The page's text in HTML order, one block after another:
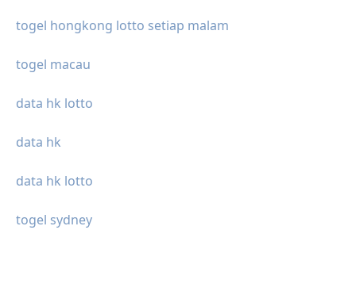
togel hongkong lotto setiap malam
togel macau
data hk lotto
data hk
data hk lotto
togel sydney